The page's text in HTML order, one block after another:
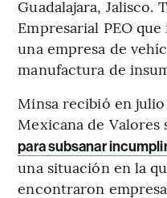
Guadalajara, Jalisco.
Empresarial PEO
una empresa de
manufactura de
Minsa recibió en
Mexicana de Valores
para subsanar
una situación en la
encontraron